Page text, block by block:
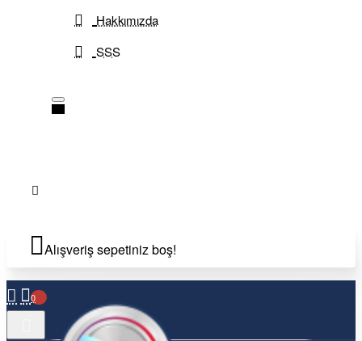
Hakkımızda
SSS
Alışveriş sepetiniz boş!
0